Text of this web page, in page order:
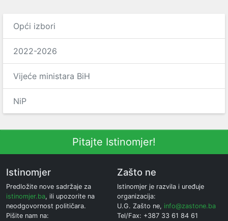
Opći izbori
2022-2026
Vijeće ministara BiH
NiP
Pitajte Istinomjer!
Istinomjer
Predložite nove sadržaje za
istinomjer.ba, ili upozorite na
neodgovornost političara.
Pišite nam na:
Zašto ne
Istinomjer je razvila i uređuje
organizacija:
U.G. Zašto ne, info@zastone.ba
Tel/Fax: +387 33 61 84 61